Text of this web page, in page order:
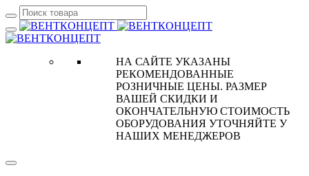
НА САЙТЕ УКАЗАНЫ
РЕКОМЕНДОВАННЫЕ
РОЗНИЧНЫЕ ЦЕНЫ. РАЗМЕР
ВАШЕЙ СКИДКИ И
ОКОНЧАТЕЛЬНУЮ СТОИМОСТЬ
ОБОРУДОВАНИЯ УТОЧНЯЙТЕ У
НАШИХ МЕНЕДЖЕРОВ